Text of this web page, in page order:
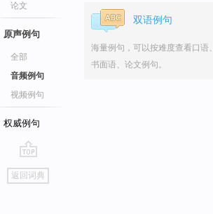
论文
原声例句
全部
音频例句
视频例句
权威例句
go
top
返回词典
双语例句
海量例句，可以按难度查看口语、
书面语、论文例句。